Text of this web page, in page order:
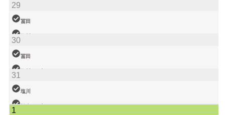
時）
院長
大西（9時ー
武井
29
冨田
30
冨田
18時）
武井
関谷（17-19
時）
31
塩川
松本（9時ー
18時）
1